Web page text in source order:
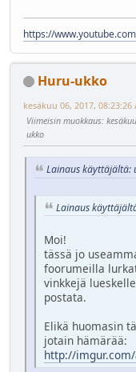
https://
Huru-ukko
kesäkuu 06, 2017, 08:23:26
Viimeisin muokkaus:
ukko
Lainaus käyttäjältä:
Lainaus
Moi!
tässä jo
foorumeilla
vinkkejä
postata.
Elikä huomasin
jotain hämärää:
http://imgur.com/